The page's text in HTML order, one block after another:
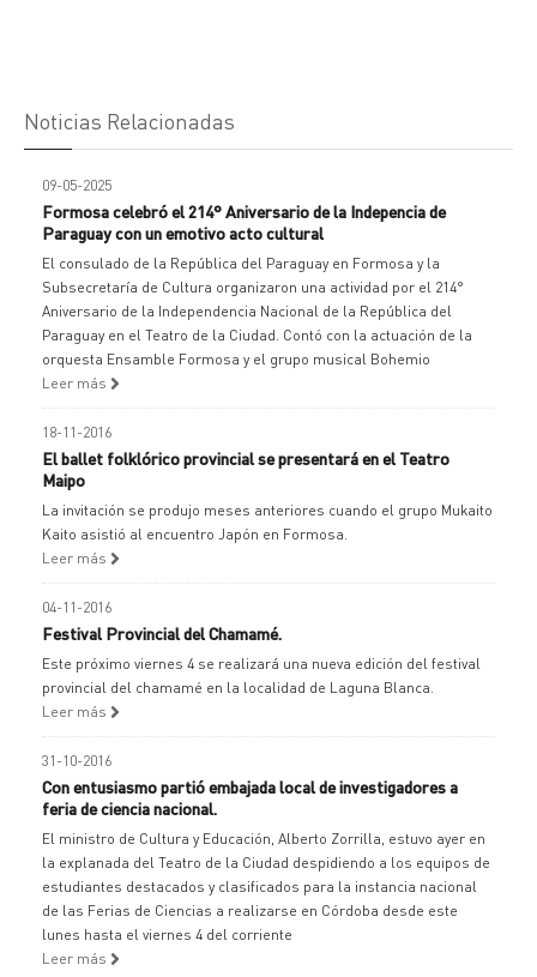
Noticias Relacionadas
09-05-2025
Formosa celebró el 214° Aniversario de la Indepencia de
Paraguay con un emotivo acto cultural
El consulado de la República del Paraguay en Formosa y la
Subsecretaría de Cultura organizaron una actividad por el 214°
Aniversario de la Independencia Nacional de la República del
Paraguay en el Teatro de la Ciudad. Contó con la actuación de la
orquesta Ensamble Formosa y el grupo musical Bohemio
Leer más
18-11-2016
El ballet folklórico provincial se presentará en el Teatro
Maipo
La invitación se produjo meses anteriores cuando el grupo Mukaito
Kaito asistió al encuentro Japón en Formosa.
Leer más
04-11-2016
Festival Provincial del Chamamé.
Este próximo viernes 4 se realizará una nueva edición del festival
provincial del chamamé en la localidad de Laguna Blanca.
Leer más
31-10-2016
Con entusiasmo partió embajada local de investigadores a
feria de ciencia nacional.
El ministro de Cultura y Educación, Alberto Zorrilla, estuvo ayer en
la explanada del Teatro de la Ciudad despidiendo a los equipos de
estudiantes destacados y clasificados para la instancia nacional
de las Ferias de Ciencias a realizarse en Córdoba desde este
lunes hasta el viernes 4 del corriente
Leer más